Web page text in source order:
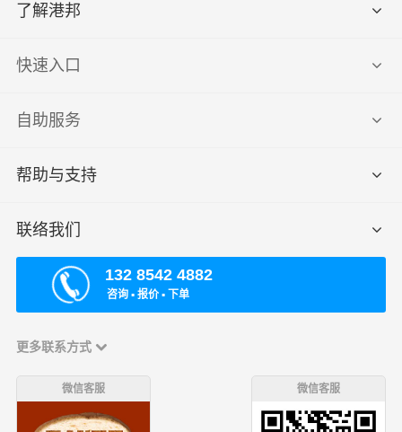
了解港邦
快速入口
自助服务
帮助与支持
联络我们
132 8542 4882
咨询 ▪ 报价 ▪ 下单
更多联系方式
微信客服 微信客服